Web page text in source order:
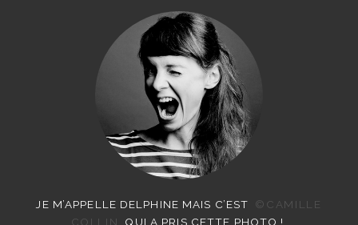
JE M’APPELLE DELPHINE MAIS C’EST
©CAMILLE
COLLIN
QUI A PRIS CETTE PHOTO !